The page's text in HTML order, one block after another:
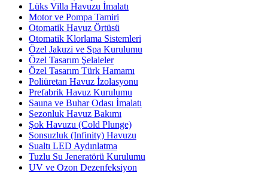
Lüks Villa Havuzu İmalatı
Motor ve Pompa Tamiri
Otomatik Havuz Örtüsü
Otomatik Klorlama Sistemleri
Özel Jakuzi ve Spa Kurulumu
Özel Tasarım Şelaleler
Özel Tasarım Türk Hamamı
Poliüretan Havuz İzolasyonu
Prefabrik Havuz Kurulumu
Sauna ve Buhar Odası İmalatı
Sezonluk Havuz Bakımı
Şok Havuzu (Cold Plunge)
Sonsuzluk (Infinity) Havuzu
Sualtı LED Aydınlatma
Tuzlu Su Jeneratörü Kurulumu
UV ve Ozon Dezenfeksiyon